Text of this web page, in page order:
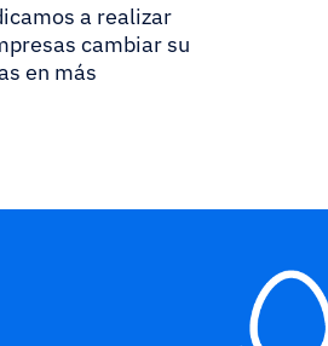
a realizar
cambiar su
en más